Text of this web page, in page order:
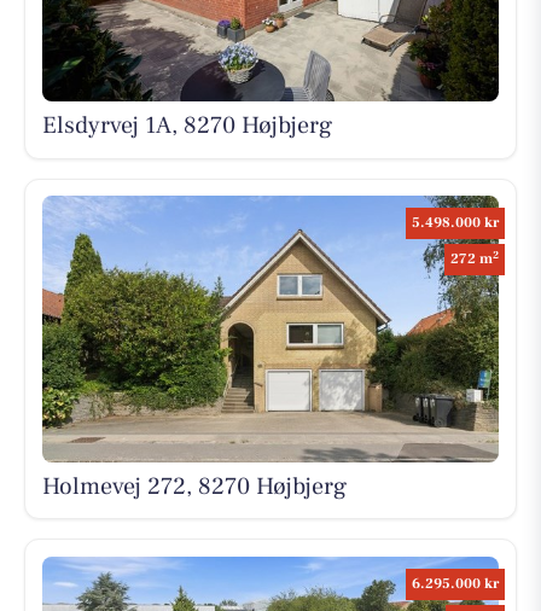
Elsdyrvej 1A, 8270 Højbjerg
5.498.000 kr
272 m2
Holmevej 272, 8270 Højbjerg
6.295.000 kr